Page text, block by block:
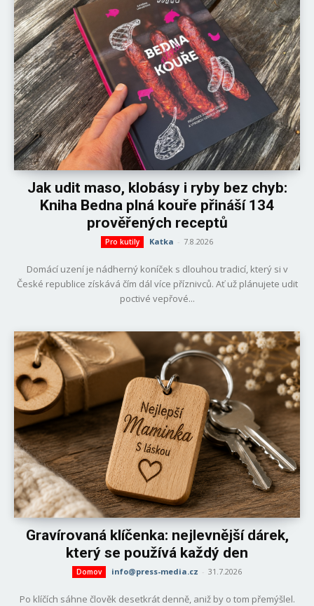
Jak udit maso, klobásy i ryby bez chyb:
Kniha Bedna plná kouře přináší 134
prověřených receptů
Pro kutily Katka - 7.8.2026
Domácí uzení je nádherný koníček s dlouhou tradicí, který si v
České republice získává čím dál více příznivců. Ať už plánujete udit
poctivé vepřové...
Gravírovaná klíčenka: nejlevnější dárek,
který se používá každý den
Domov info@press-media.cz - 31.7.2026
Po klíčích sáhne člověk desetkrát denně, aniž by o tom přemýšlel.